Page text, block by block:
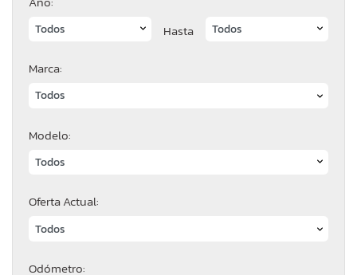
Hasta
Marca:
Modelo:
Oferta Actual:
Odómetro: